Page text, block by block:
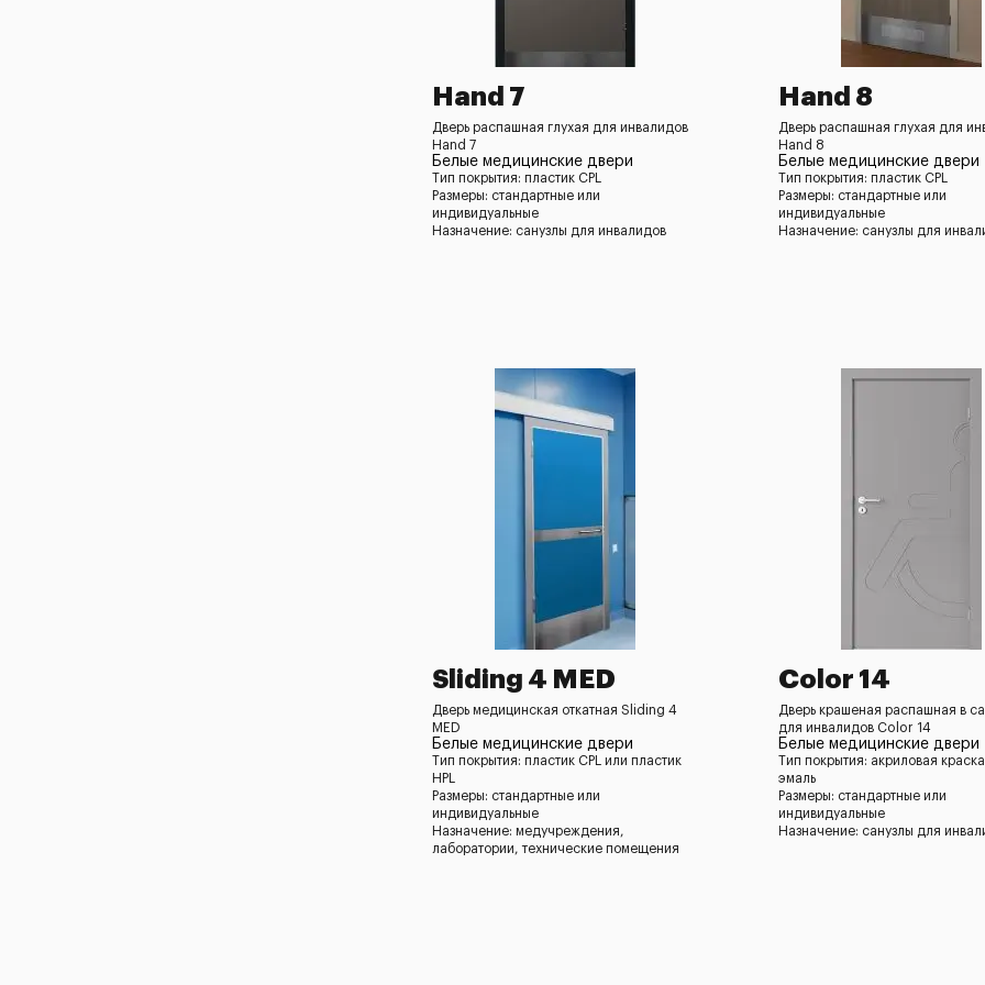
Hand 7
Дверь распашная глухая для инвалидов
Hand 7
Белые медицинские двери
Тип покрытия: пластик CPL
Размеры: стандартные или
индивидуальные
Назначение: санузлы для инвалидов
Hand 8
Дверь распашная глухая для
Hand 8
Белые медицинские двери
Тип покрытия: пластик CPL
Размеры: стандартные или
индивидуальные
Назначение: санузлы для
Sliding 4 MED
Дверь медицинская откатная Sliding 4
MED
Белые медицинские двери
Тип покрытия: пластик CPL или пластик
HPL
Размеры: стандартные или
индивидуальные
Назначение: медучреждения,
лаборатории, технические помещения
Color 14
Дверь крашеная распашная в
для инвалидов Color 14
Белые медицинские двери
Тип покрытия: акриловая
эмаль
Размеры: стандартные или
индивидуальные
Назначение: санузлы для